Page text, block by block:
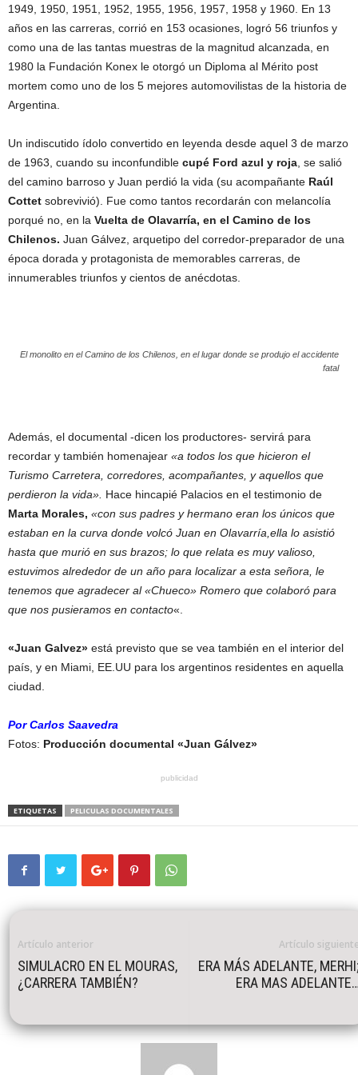
1949, 1950, 1951, 1952, 1955, 1956, 1957, 1958 y 1960. En 13
años en las carreras, corrió en 153 ocasiones, logró 56 triunfos y
como una de las tantas muestras de la magnitud alcanzada, en
1980 la Fundación Konex le otorgó un Diploma al Mérito post
mortem como uno de los 5 mejores automovilistas de la historia de
Argentina.
Un indiscutido ídolo convertido en leyenda desde aquel 3 de marzo
de 1963, cuando su inconfundible cupé Ford azul y roja , se salió
del camino barroso y Juan perdió la vida (su acompañante Raúl
Cottet sobrevivió). Fue como tantos recordarán con melancolía
porqué no, en la Vuelta de Olavarría, en el Camino de los
Chilenos. Juan Gálvez, arquetipo del corredor-preparador de una
época dorada y protagonista de memorables carreras, de
innumerables triunfos y cientos de anécdotas.
El monolito en el Camino de los Chilenos, en el lugar donde se produjo el accidente
fatal
Además, el documental -dicen los productores- servirá para
recordar y también homenajear «a todos los que hicieron el
Turismo Carretera, corredores, acompañantes, y aquellos que
perdieron la vida». Hace hincapié Palacios en el testimonio de
Marta Morales, «con sus padres y hermano eran los únicos que
estaban en la curva donde volcó Juan en Olavarría,ella lo asistió
hasta que murió en sus brazos; lo que relata es muy valioso,
estuvimos alrededor de un año para localizar a esta señora, le
tenemos que agradecer al «Chueco» Romero que colaboró para
que nos pusieramos en contacto«.
«Juan Galvez» está previsto que se vea también en el interior del
país, y en Miami, EE.UU para los argentinos residentes en aquella
ciudad.
Por Carlos Saavedra
Fotos: Producción documental «Juan Gálvez»
publicidad
ETIQUETAS PELICULAS DOCUMENTALES
Artículo anterior
SIMULACRO EN EL MOURAS,
¿CARRERA TAMBIÉN?
Artículo
ERA MÁS ADELANTE,
ERA MAS